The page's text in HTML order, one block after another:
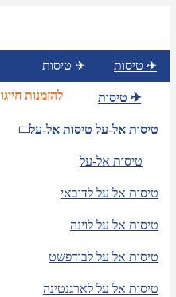
להזמנות חייגו
טיסות ✈ טיסות ✈
טיסות ✈
טיסות אל-על טיסות אל-על
טיסות אל-על
טיסות אל על לדובאי
טיסות אל על לוינה
טיסות אל על לבודפשט
טיסות אל על לארגנטינה